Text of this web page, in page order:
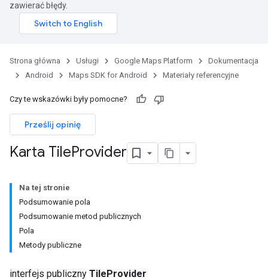
zawierać błędy.
Strona główna Usługi Google Maps Platform
Dokumentacja
Android
Maps SDK for Android Materiały referencyjne
Czy te wskazówki były pomocne?
Prześlij opinię
Karta TileProvider
Na tej stronie
Podsumowanie pola
Podsumowanie metod publicznych
Pola
Metody publiczne
interfejs publiczny TileProvider